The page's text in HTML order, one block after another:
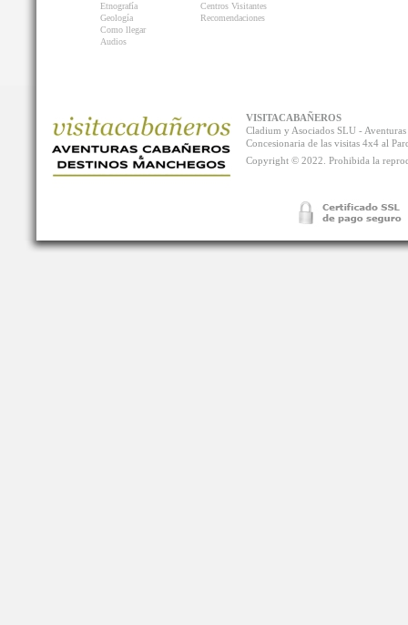
Etnografía
Geología
Como llegar
Audios
Centros Visitantes
Recomendaciones
VISITACABAÑEROS
Cladium y Asociados SLU -
Concesionaria de las visitas 4x4 al
Copyright © 2022. Prohibida la